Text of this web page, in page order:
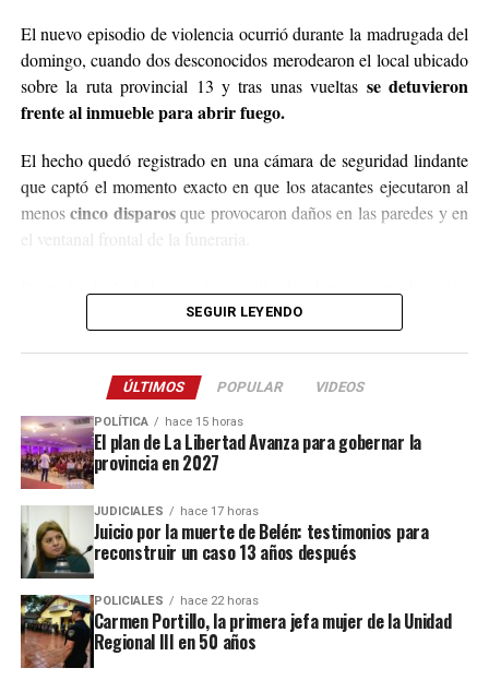
Para comunicarse con el organizador de la iniciativa,
podrán enviar mensajes, audios o realizar llamadas al
3764140551
o a través de Instagram
@agustin_pineiroo
El nuevo episodio de violencia ocurrió durante la madrugada del
domingo, cuando dos desconocidos merodearon el local ubicado
sobre la ruta provincial 13 y tras unas vueltas se detuvieron
frente al inmueble para abrir fuego.
El hecho quedó registrado en una cámara de seguridad lindante
que captó el momento exacto en que los atacantes ejecutaron al
menoscinco disparosque provocaron daños en las paredes y en
el ventanal frontal de la funeraria.
hacia el acceso a El Soberbio y en el lugar intervino el personal
Este ataque se suma a otros tantos episodios similares registrados
recientemente en contra de comercios o propiedades vinculadas a
Coleco, ex intendente de El Soberbio que en 2013 fue destituido
del cargo por acusaciones de
asociación ilícita.
En el listado de hechos recientes figuran un incendio de cabañas
en el complejoTío Colecoa fines de la semana pasada y otro
ataque similar a la funeraria ahora baleada en a fines de marzo.
Todos los episodios son investigados por el personal de la
SEGUIR LEYENDO
ÚLTIMOS POPULAR VIDEOS
POLÍTICA hace 15 horas
El plan de La Libertad Avanza para gobernar la
provincia en 2027
JUDICIALES hace 17 horas
Juicio por la muerte de Belén: testimonios para
reconstruir un caso 13 años después
POLICIALES hace 22 horas
Carmen Portillo, la primera jefa mujer de la Unidad
Regional III en 50 años